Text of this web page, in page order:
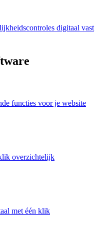
digitaal vast
functies voor je website
overzichtelijk
met één klik